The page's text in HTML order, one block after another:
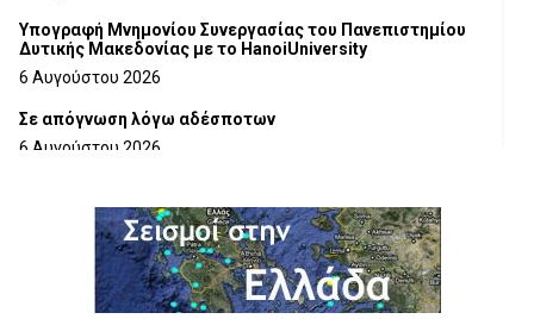
Υπογραφή Μνημονίου Συνεργασίας του Πανεπιστημίου
Δυτικής Μακεδονίας με το HanoiUniversity
6 Αυγούστου 2026
Σε απόγνωση λόγω αδέσποτων
6 Αυγούστου 2026
6 Αυγούστου 2026
Ολοκληρώνεται η ασφαλτόστρωση της οδού Περιβόλι –
6 Αυγούστου 2026